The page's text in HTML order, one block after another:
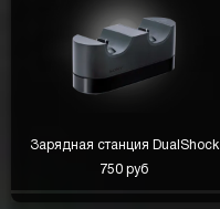
Зарядная станция DualShock
750 руб